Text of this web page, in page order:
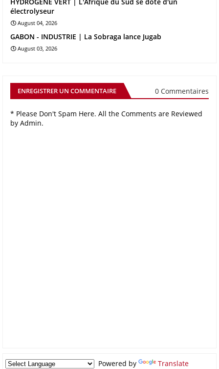
HYDROGENE VERT | L'Afrique du Sud se dote d'un
électrolyseur
August 04, 2026
GABON - INDUSTRIE | La Sobraga lance Jugab
August 03, 2026
ENREGISTRER UN COMMENTAIRE 0 Commentaires
* Please Don't Spam Here. All the Comments are Reviewed
by Admin.
Powered by Translate